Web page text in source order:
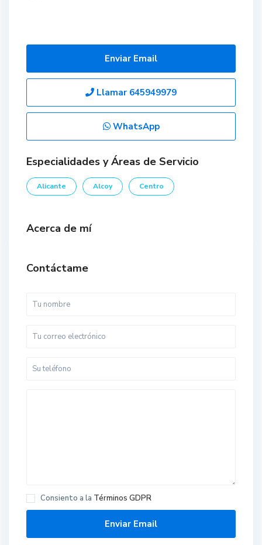
Enviar Email
Llamar 645949979
WhatsApp
Especialidades y Áreas de Servicio
Alicante Alcoy Centro
Acerca de mí
Contáctame
Consiento a la Términos GDPR